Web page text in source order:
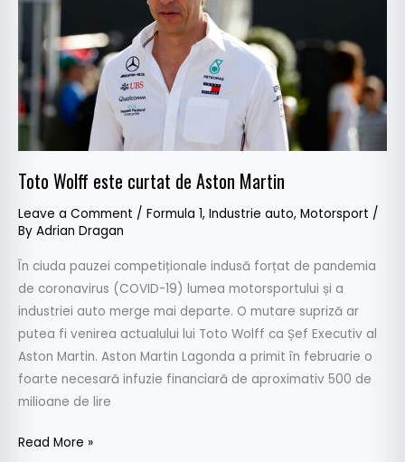
Toto Wolff este curtat de Aston Martin
Leave a Comment / Formula 1, Industrie auto, Motorsport /
By Adrian Dragan
În ciuda pauzei competiționale indusă forțat de pandemia
de coronavirus (COVID-19) lumea motorsportului și a
industriei auto merge mai departe. O mutare supriză ar
putea fi venirea actualului lui Toto Wolff ca Șef Executiv al
Aston Martin. Aston Martin Lagonda a primit în februarie o
foarte necesară infuzie financiară de aproximativ 500 de
milioane de lire
curtat
Aston
Martin
Read More »